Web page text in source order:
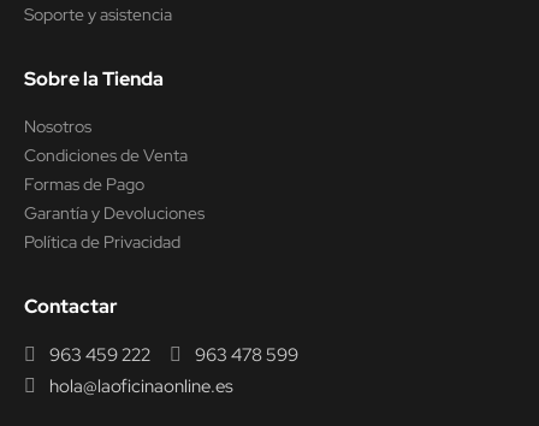
Soporte y asistencia
Sobre la Tienda
Nosotros
Condiciones de Venta
Formas de Pago
Garantía y Devoluciones
Política de Privacidad
Contactar
963 459 222
963 478 599
hola@laoficinaonline.es